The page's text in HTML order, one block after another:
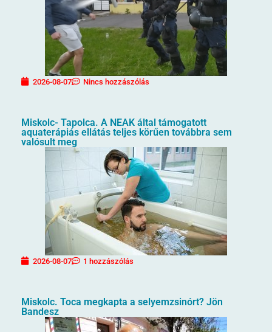
2026-08-07 Nincs hozzászólás
Miskolc- Tapolca. A NEAK által támogatott
aquaterápiás ellátás teljes körűen továbbra sem
valósult meg
2026-08-07 1 hozzászólás
Miskolc. Toca megkapta a selyemzsinórt? Jön
Bandesz